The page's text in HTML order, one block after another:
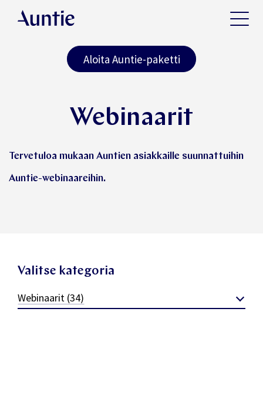
Aloita Auntie-paketti
Webinaarit
Tervetuloa mukaan Auntien asiakkaille suunnattuihin
Auntie-webinaareihin.
Valitse kategoria
Webinaarit (34)